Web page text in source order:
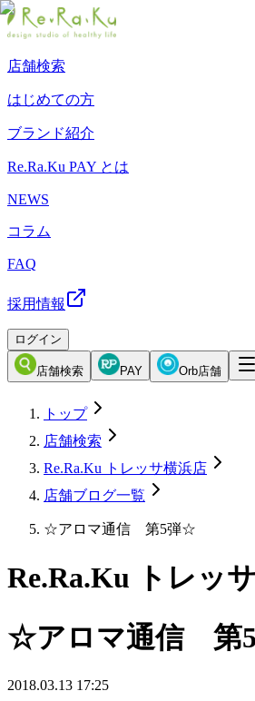
店舗検索
はじめての方
ブランド紹介
Re.Ra.Ku PAY とは
NEWS
コラム
FAQ
採用情報
ログイン
店舗検索 PAY Orb店舗
トップ
店舗検索
Re.Ra.Ku トレッサ横浜店
店舗ブログ一覧
☆アロマ通信 第5弾☆
Re.Ra.Ku トレッ
☆アロマ通信 第
2018.03.13 17:25